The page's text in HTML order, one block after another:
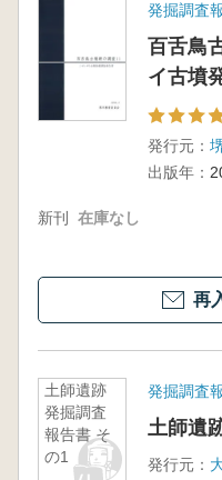
発掘調査
百舌鳥
イ古墳
発行元：
出版年：
新刊 在庫なし
再
土師遺跡
発掘調査
報告書 そ
の1
発掘調査
土師遺
発行元：